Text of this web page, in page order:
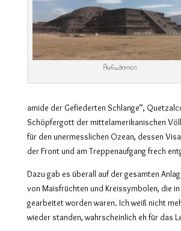
Aufwärmen
amide der Gefiederten Schlange“,
Schöpfergott der mittelamerikanischen
für den unermesslichen Ozean, dessen
der Front und am Treppenaufgang frech
Dazu gab es überall auf der gesamten
von Maisfrüchten und Kreissymbolen, die in
gearbeitet worden waren. Ich weiß nicht
wieder standen, wahrscheinlich eh für das